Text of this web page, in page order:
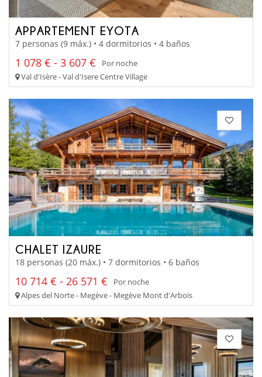
APPARTEMENT EYOTA
7 personas (9 máx.) • 4 dormitorios • 4 baños
1 078 € - 3 607 €
Por noche
Val d'Isère - Val d'Isere Centre Village
CHALET IZAURE
18 personas (20 máx.) • 7 dormitorios • 6 baños
10 714 € - 26 571 €
Por noche
Alpes del Norte - Megève - Megève Mont d'Arbois